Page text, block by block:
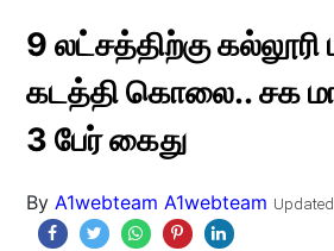
9 லட்சத்திற்கு
கடத்தி கொலை.. சக
3 பேர் கைது
By A1webteam A1webteam